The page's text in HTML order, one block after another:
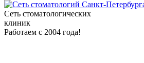
Сеть стоматологических
клиник
Работаем с 2004 года!